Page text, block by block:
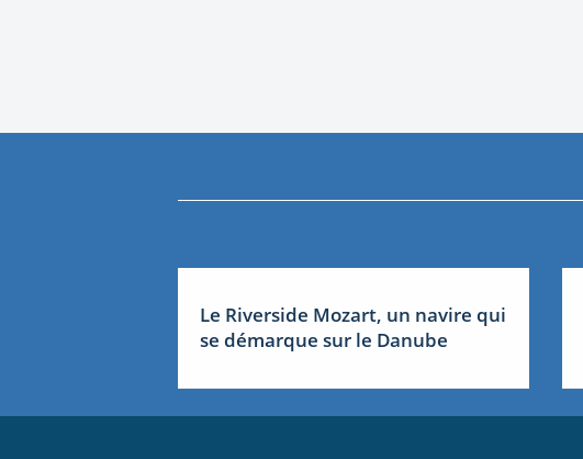
Le Riverside Mozart, un navire qui
se démarque sur le Danube